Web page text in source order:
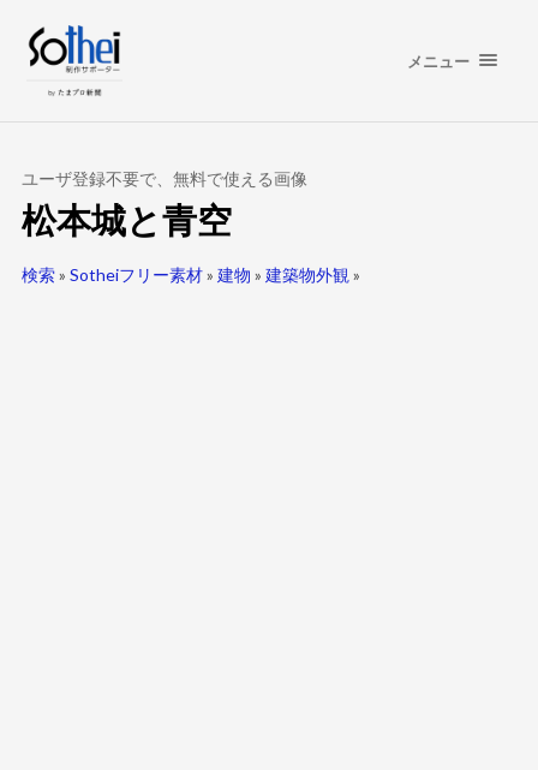
メニュー
ユーザ登録不要で、無料で使える画像
松本城と青空
検索» Sotheiフリー素材» 建物 » 建築物外観 »